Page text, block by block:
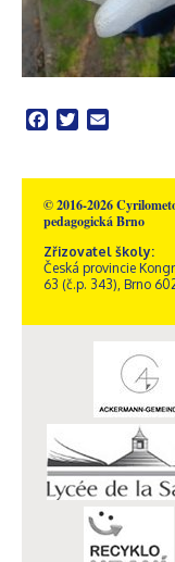
Facebook
Twitter
© 2016-2026
pedagogická Brno
Zřizovatel školy:
Česká provincie
63 (č.p. 343), Brno